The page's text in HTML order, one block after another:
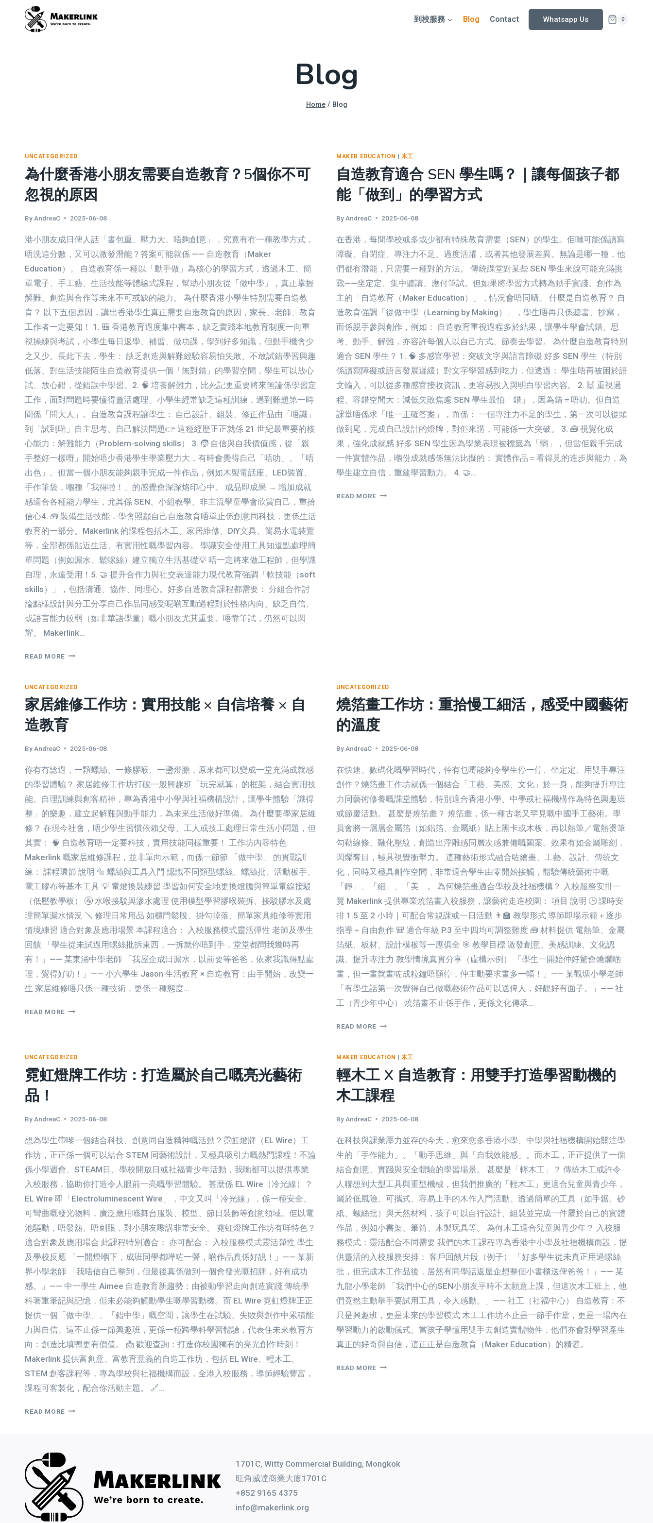
到校服務 Blog Contact Whatsapp Us 0
Blog
Home / Blog
UNCATEGORIZED
為什麼香港小朋友需要自造教育？5個你不可
忽視的原因
By AndreaC 2025-06-08
港小朋友成日俾人話「書包重、壓力大、唔夠創意」，究竟有冇一種教學方式，
唔洗追分數，又可以激發潛能？答案可能就係 —— 自造教育（Maker
Education）。 自造教育係一種以「動手做」為核心的學習方式，透過木工、簡
單電子、手工藝、生活技能等體驗式課程，幫助小朋友從「做中學」，真正掌握
解難、創造與合作等未來不可或缺的能力。 為什麼香港小學生特別需要自造教
育？ 以下五個原因，講出香港學生真正需要自造教育的原因，家長、老師、教育
工作者一定要知！ 1. 🎒 香港教育過度集中書本，缺乏實踐本地教育制度一向重
視操練與考試，小學生每日返學、補習、做功課，學到好多知識，但動手機會少
之又少。長此下去，學生： 缺乏創造與解難經驗容易怕失敗、不敢試錯學習興趣
低落、對生活技能陌生自造教育提供一個「無對錯」的學習空間，學生可以放心
試、放心錯，從錯誤中學習。2. 🧠 培養解難力，比死記更重要將來無論係學習定
工作，面對問題時要懂得靈活處理。小學生經常缺乏這種訓練，遇到難題第一時
間係「問大人」。自造教育課程讓學生： 自己設計、組裝、修正作品由「唔識」
到「試到啱」自主思考、自己解決問題👉 這種經歷正正就係 21 世紀最重要的核
心能力：解難能力（Problem-solving skills） 3. 🧒 自信與自我價值感，從「親
手整好一樣嘢」開始唔少香港學生學業壓力大，有時會覺得自己「唔叻」、「唔
出色」。但當一個小朋友能夠親手完成一件作品，例如木製電話座、LED裝置、
手作筆袋，嗰種「我得啦！」的感覺會深深烙印心中。 成品即成果 → 增加成就
感適合各種能力學生，尤其係 SEN、小組教學、非主流學童學會欣賞自己，重拾
信心4. 🧰 裝備生活技能，學會照顧自己自造教育唔單止係創意同科技，更係生活
教育的一部分。Makerlink 的課程包括木工、家居維修、DIY文具、簡易水電裝置
等，全部都係貼近生活、有實用性嘅學習內容。 學識安全使用工具知道點處理簡
單問題（例如漏水、鬆螺絲）建立獨立生活基礎💡 唔一定將來做工程師，但學識
自理，永遠受用！5. 🤝 提升合作力與社交表達能力現代教育強調「軟技能（soft
skills）」，包括溝通、協作、同理心。好多自造教育課程都需要： 分組合作討
論點樣設計與分工分享自己作品同感受呢啲互動過程對於性格內向、缺乏自信、
或語言能力較弱（如非華語學童）嘅小朋友尤其重要。唔靠筆試，仍然可以閃
耀。 Makerlink…
READ MORE 為
香
港
小
朋
需
自
造
教
育？
5
個
你
不
可
忽
視
的
原
因
MAKER EDUCATION 木工
自造教育適合 SEN 學生嗎？｜讓每個孩子都
能「做到」的學習方式
By AndreaC 2025-06-08
在香港，每間學校或多或少都有特殊教育需要（SEN）的學生。佢哋可能係讀寫
障礙、自閉症、專注力不足、過度活躍，或者其他發展差異。無論是哪一種，他
們都有潛能，只需要一種對的方法。 傳統課堂對某些 SEN 學生來說可能充滿挑
戰——坐定定、集中聽講、應付筆試。但如果將學習方式轉為動手實踐、創作為
主的「自造教育（Maker Education）」，情況會唔同晒。 什麼是自造教育？ 自
造教育強調「從做中學（Learning by Making）」，學生唔再只係聽書、抄寫，
而係親手參與創作，例如： 自造教育重視過程多於結果，讓學生學會試錯、思
考、動手、解難，亦容許每個人以自己方式、節奏去學習。 為什麼自造教育特別
適合 SEN 學生？ 1. 🧠 多感官學習：突破文字與語言障礙 好多 SEN 學生（特別
係讀寫障礙或語言發展遲緩）對文字學習感到吃力，但透過： 學生唔再被困於語
文輸入，可以從多種感官接收資訊，更容易投入與明白學習內容。 2. 🙌 重視過
程、容錯空間大：減低失敗焦慮 SEN 學生最怕「錯」，因為錯＝唔叻。但自造
課堂唔係求「唯一正確答案」，而係： 一個專注力不足的學生，第一次可以從頭
做到尾，完成自己設計的燈牌，對佢來講，可能係一大突破。 3. 🧰 視覺化成
果，強化成就感 好多 SEN 學生因為學業表現被標籤為「弱」，但當佢親手完成
一件實體作品，嗰份成就感係無法比擬的： 實體作品＝看得見的進步與能力，為
學生建立自信，重建學習動力。 4. 🤝…
READ MORE 自
能
「做
的
習
式
UNCATEGORIZED
家居維修工作坊：實用技能 × 自信培養 × 自
造教育
By AndreaC 2025-06-08
你有冇諗過，一顆螺絲、一條膠喉、一盞燈膽，原來都可以變成一堂充滿成就感
的學習體驗？ 家居維修工作坊打破一般興趣班「玩完就算」的框架，結合實用技
能、自理訓練與創客精神，專為香港中小學與社福機構設計，讓學生體驗「識得
整」的樂趣，建立起解難與動手能力，為未來生活做好準備。 為什麼要學家居維
修？ 在現今社會，唔少學生習慣依賴父母、工人或技工處理日常生活小問題，但
其實： 🧠 自造教育唔一定要科技，實用技能同樣重要！ 工作坊內容特色
Makerlink 嘅家居維修課程，並非單向示範，而係一節節 「做中學」 的實戰訓
練： 課程環節 說明 🔩 螺絲與工具入門 認識不同類型螺絲、螺絲批、活動板手、
電工膠布等基本工具 💡 電燈換裝練習 學習如何安全地更換燈膽與簡單電線接駁
（低壓教學板） 🚰 水喉接駁與滲水處理 使用模型學習膠喉裝拆、接駁膠水及處
理簡單漏水情況 🪛 修理日常用品 如櫃門鬆脫、掛勾掉落、簡單家具維修等實用
情境練習 適合對象及應用場景 本課程適合： 入校服務模式靈活彈性 老師及學生
回饋 「學生從未試過用螺絲批拆東西，一拆就停唔到手，堂堂都問我幾時再
有！」—— 某東涌中學老師 「我屋企成日漏水，以前要等爸爸，依家我識得點處
理，覺得好叻！」—— 小六學生 Jason 生活教育 × 自造教育：由手開始，改變一
生 家居維修唔只係一種技術，更係一種態度…
READ MORE
工
作
坊：
×
信
培
養
×
造
教
育
UNCATEGORIZED
燒箔畫工作坊：重拾慢工細活，感受中國藝術
的溫度
By AndreaC 2025-06-08
在快速、數碼化嘅學習時代，仲有乜嘢能夠令學生停一停、坐定定、用雙手專注
創作？燒箔畫工作坊就係一個結合「工藝、美感、文化」於一身，能夠提升專注
力同藝術修養嘅課堂體驗，特別適合香港小學、中學或社福機構作為特色興趣班
或節慶活動。 甚麼是燒箔畫？ 燒箔畫，係一種古老又罕見嘅中國手工藝術。學
員會將一層層金屬箔（如鋁箔、金屬紙）貼上黑卡或木板，再以熱筆／電熱燙筆
勾勒線條、融化壓紋，創造出浮雕感同層次感兼備嘅圖案。效果有如金屬雕刻，
閃爍奪目，極具視覺衝擊力。 這種藝術形式融合咗繪畫、工藝、設計、傳統文
化，同時又極具創作空間，非常適合學生由零開始接觸，體驗傳統藝術中嘅
「靜」、「細」、「美」。 為何燒箔畫適合學校及社福機構？ 入校服務安排一
覽 Makerlink 提供專業燒箔畫入校服務，讓藝術走進校園： 項目 說明 🕒 課時安
排 1.5 至 2 小時｜可配合常規課或一日活動 👨‍🏫 教學形式 導師即場示範＋逐步
指導＋自由創作 🎒 適合年級 P.3 至中四均可調整難度 🧰 材料提供 電熱筆、金屬
箔紙、板材、設計模板等一應俱全 🎯 教學目標 激發創意、美感訓練、文化認
識、提升專注力 教學情境真實分享（虛構示例） 「學生一開始仲好驚會燒爛啲
畫，但一畫就畫咗成粒鐘唔願停，仲主動要求畫多一幅！」—— 某觀塘小學老師
「有學生話第一次覺得自己做嘅藝術作品可以送俾人，好靚好有面子。」—— 社
工（青少年中心） 燒箔畫不止係手作，更係文化傳承…
READ MORE
工
作
坊：
重
慢
細
活，
受
中
國
藝
的
溫
度
UNCATEGORIZED
霓虹燈牌工作坊：打造屬於自己嘅亮光藝術
品！
By AndreaC 2025-06-08
想為學生帶嚟一個結合科技、創意同自造精神嘅活動？霓虹燈牌（EL Wire）工
作坊，正正係一個可以結合 STEM 同藝術設計，又極具吸引力嘅熱門課程！不論
係小學週會、STEAM日、學校開放日或社福青少年活動，我哋都可以提供專業
入校服務，協助你打造令人眼前一亮嘅學習體驗。 甚麼係 EL Wire（冷光線）？
EL Wire 即「Electroluminescent Wire」，中文又叫「冷光線」，係一種安全、
可彎曲嘅發光物料，廣泛應用喺舞台服裝、模型、節日裝飾等創意領域。佢以電
池驅動，唔發熱、唔刺眼，對小朋友嚟講非常安全。 霓虹燈牌工作坊有咩特色？
適合對象及應用場合 此課程特別適合： 亦可配合： 入校服務模式靈活彈性 學生
及學校反應 「一開燈嗰下，成班同學都嘩咗一聲，啲作品真係好靚！」—— 某新
界小學老師 「我唔信自己整到，但最後真係做到一個會發光嘅招牌，好有成功
感。」—— 中一學生 Aimee 自造教育新趨勢：由被動學習走向創造實踐 傳統學
科著重筆記與記憶，但未必能夠觸動學生嘅學習動機。而 EL Wire 霓虹燈牌正正
提供一個「做中學」、「錯中學」嘅空間，讓學生在試驗、失敗與創作中累積能
力與自信。這不止係一節興趣班，更係一種跨學科學習體驗，代表住未來教育方
向：創造比填鴨更有價值。 📩 歡迎查詢：打造你校園獨有的亮光創作時刻！
Makerlink 提供富創意、富教育意義的自造工作坊，包括 EL Wire、輕木工、
STEM 創客課程等，專為學校與社福機構而設，全港入校服務，導師經驗豐富，
課程可客製化，配合你活動主題。 🔗…
READ MORE 霓
工
作
坊：
打
造
屬
MAKER EDUCATION 木工
輕木工 X 自造教育：用雙手打造學習動機的
木工課程
By AndreaC 2025-06-08
在科技與課業壓力並存的今天，愈來愈多香港小學、中學與社福機構開始關注學
生的「手作能力」、「動手思維」與「自我效能感」。而木工，正正提供了一個
結合創意、實踐與安全體驗的學習場景。 甚麼是「輕木工」？ 傳統木工或許令
人聯想到大型工具與重型機械，但我們推廣的「輕木工」更適合兒童與青少年，
屬於低風險、可攜式、容易上手的木作入門活動。透過簡單的工具（如手鋸、砂
紙、螺絲批）與天然材料，孩子可以自行設計、組裝並完成一件屬於自己的實體
作品，例如小書架、筆筒、木製玩具等。 為何木工適合兒童與青少年？ 入校服
務模式：靈活配合不同需要 我們的木工課程專為香港中小學及社福機構而設，提
供靈活的入校服務安排： 客戶回饋片段（例子） 「好多學生從未真正用過螺絲
批，但完成木工作品後，居然有同學話返屋企想整個小書櫃送俾爸爸！」—— 某
九龍小學老師 「我們中心的SEN小朋友平時不太願意上課，但這次木工班上，他
們竟然主動舉手要試用工具，令人感動。」—— 社工（社福中心） 自造教育：不
只是興趣班，更是未來的學習模式 木工工作坊不止是一節手作堂，更是一場內在
學習動力的啟動儀式。當孩子學懂用雙手去創造實體物件，他們亦會對學習產生
真正的好奇與自信，這正正是自造教育（Maker Education）的精髓。
READ MORE 輕
雙
1701C, Witty Commercial Building, Mongkok
旺角威達商業大廈1701C
+852 9165 4375
info@makerlink.org